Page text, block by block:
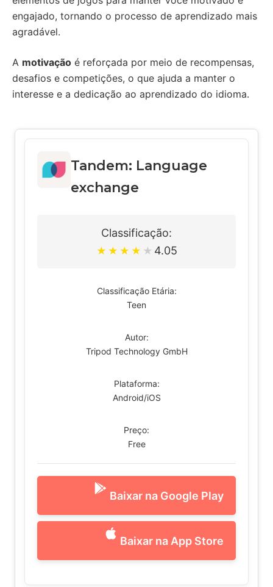
engajado, tornando o processo de aprendizado mais
agradável.
A motivação é reforçada por meio de recompensas,
desafios e competições, o que ajuda a manter o
interesse e a dedicação ao aprendizado do idioma.
Tandem: Language
exchange
Classificação:
★ ★ ★ ★ ★ 4.05
Classificação Etária:
Teen
Autor:
Tripod Technology GmbH
Plataforma:
Android/iOS
Preço:
Free
Baixar na Google Play
Baixar na App Store